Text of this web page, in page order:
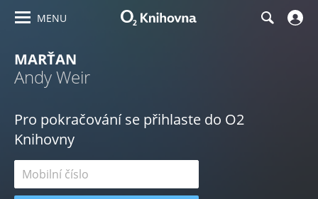
MENU
MARŤAN
Andy Weir
Pro pokračování se přihlaste do O2
Knihovny